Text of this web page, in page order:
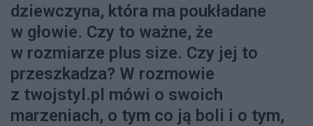
dziewczyna, która ma poukładane
w głowie. Czy to ważne, że
w rozmiarze plus size. Czy jej to
przeszkadza? W rozmowie
z twojstyl.pl mówi o swoich
marzeniach, o tym co ją boli i o tym,